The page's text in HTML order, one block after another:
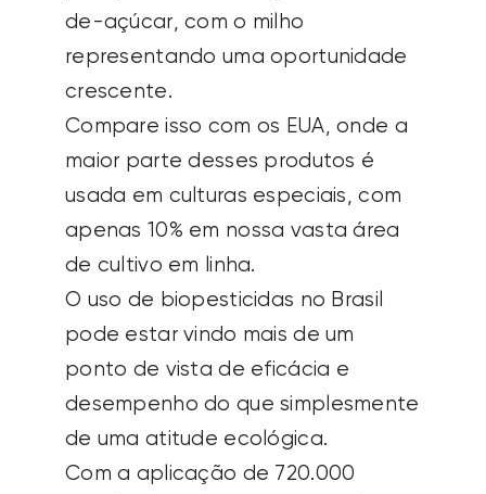
de-açúcar, com o milho
representando uma oportunidade
crescente.
Compare isso com os EUA, onde a
maior parte desses produtos é
usada em culturas especiais, com
apenas 10% em nossa vasta área
de cultivo em linha.
O uso de biopesticidas no Brasil
pode estar vindo mais de um
ponto de vista de eficácia e
desempenho do que simplesmente
de uma atitude ecológica.
Com a aplicação de 720.000